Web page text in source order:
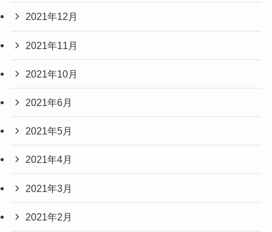
2021年12月
2021年11月
2021年10月
2021年6月
2021年5月
2021年4月
2021年3月
2021年2月